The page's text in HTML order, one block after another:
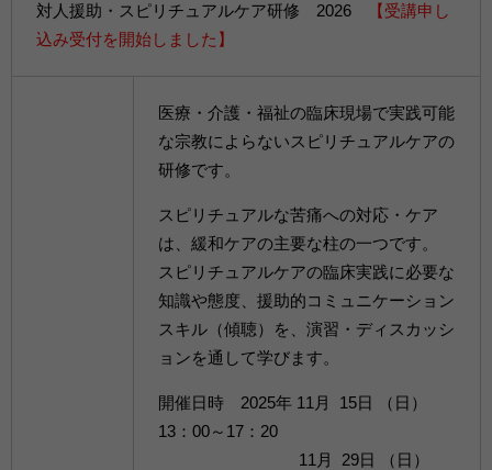
対人援助・スピリチュアルケア研修 2026
【受講申し
込み受付を開始しました】
医療・介護・福祉の臨床現場で実践可能
な宗教によらないスピリチュアルケアの
研修です。
スピリチュアルな苦痛への対応・ケア
は、緩和ケアの主要な柱の一つです。
スピリチュアルケアの臨床実践に必要な
知識や態度、援助的コミュニケーション
スキル（傾聴）を、演習・ディスカッシ
ョンを通して学びます。
開催日時 2025年 11月 15日 （日）
13：00～17：20
11月 29日 （日）